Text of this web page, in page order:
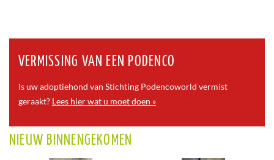
VERMISSING VAN EEN PODENCO
Is uw adoptiehond van Stichting Podencoworld vermist
geraakt? Lees hier wat u moet doen »
NIEUW BINNENGEKOMEN